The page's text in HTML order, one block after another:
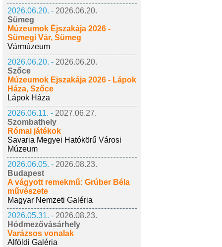
2026.06.20. - 2026.06.20.
Sümeg
Múzeumok Éjszakája 2026 -
Sümegi Vár, Sümeg
Vármúzeum
2026.06.20. - 2026.06.20.
Szőce
Múzeumok Éjszakája 2026 - Lápok
Háza, Szőce
Lápok Háza
2026.06.11. - 2027.06.27.
Szombathely
Római játékok
Savaria Megyei Hatókörű Városi
Múzeum
2026.06.05. - 2026.08.23.
Budapest
A vágyott remekmű: Grúber Béla
művészete
Magyar Nemzeti Galéria
2026.05.31. - 2026.08.23.
Hódmezővásárhely
Varázsos vonalak
Alföldi Galéria